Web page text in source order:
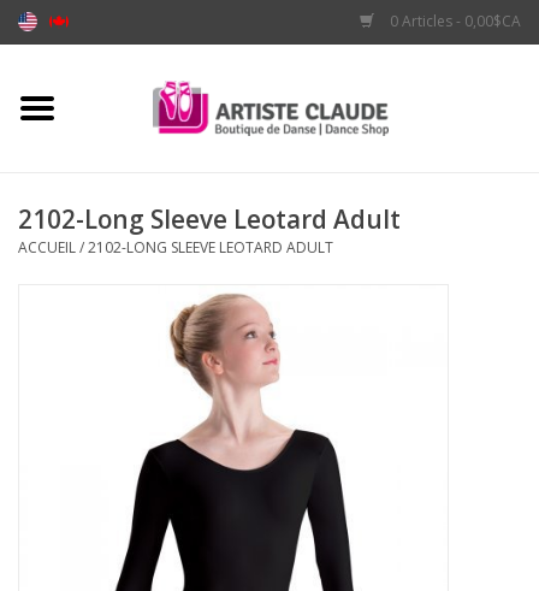
0 Articles - 0,00$CA
Accueil
Vêtements
2102-Long Sleeve Leotard Adult
ACCUEIL/2102-LONG SLEEVE LEOTARD ADULT